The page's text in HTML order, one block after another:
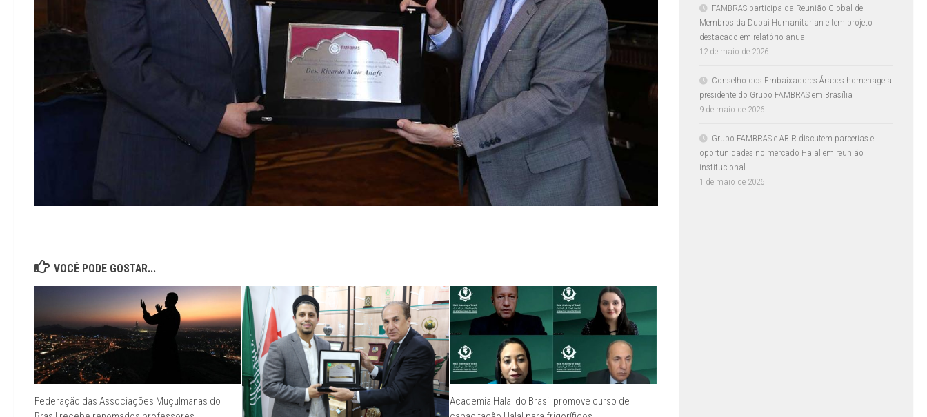
VOCÊ PODE GOSTAR...
Federação das Associações Muçulmanas do
Academia Halal do Brasil promove curso de
FAMBRAS participa da Reunião Global de
Membros da Dubai Humanitarian e tem projeto
destacado em relatório anual
12 de maio de 2026
Conselho dos Embaixadores Árabes homenageia
presidente do Grupo FAMBRAS em Brasília
9 de maio de 2026
Grupo FAMBRAS e ABIR discutem parcerias e
oportunidades no mercado Halal em reunião
institucional
1 de maio de 2026